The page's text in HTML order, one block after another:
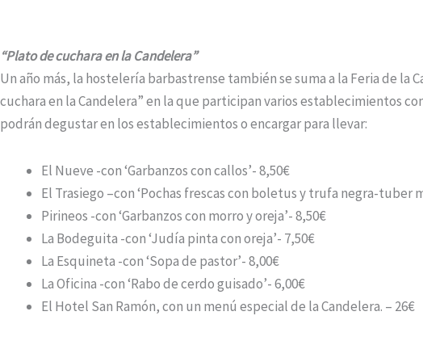
“Plato de cuchara en la Candelera”
Un año más, la hostelería barbastrense también se suma a la Feria de la
cuchara en la Candelera” en la que participan varios establecimientos
podrán degustar en los establecimientos o encargar para llevar:
El Nueve -con ‘Garbanzos con callos’- 8,50€
El Trasiego –con ‘Pochas frescas con boletus y trufa negra-tuber
Pirineos -con ‘Garbanzos con morro y oreja’- 8,50€
La Bodeguita -con ‘Judía pinta con oreja’- 7,50€
La Esquineta -con ‘Sopa de pastor’- 8,00€
La Oficina -con ‘Rabo de cerdo guisado’- 6,00€
El Hotel San Ramón, con un menú especial de la Candelera. – 26€